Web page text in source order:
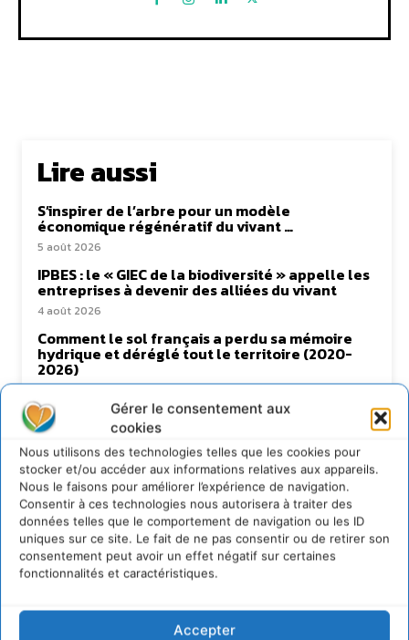
Gérer le consentement aux
cookies
Nous utilisons des technologies telles que les cookies pour
stocker et/ou accéder aux informations relatives aux appareils.
Nous le faisons pour améliorer l’expérience de navigation.
Consentir à ces technologies nous autorisera à traiter des
données telles que le comportement de navigation ou les ID
uniques sur ce site. Le fait de ne pas consentir ou de retirer son
consentement peut avoir un effet négatif sur certaines
fonctionnalités et caractéristiques.
Accepter
Lire aussi
S’inspirer de l’arbre pour un modèle
économique régénératif du vivant …
5 août 2026
IPBES : le « GIEC de la biodiversité » appelle les
entreprises à devenir des alliées du vivant
4 août 2026
Comment le sol français a perdu sa mémoire
hydrique et déréglé tout le territoire (2020-
2026)
Permaculture, la Voie de l’Autonomie
30 juillet 2026
Newsletter